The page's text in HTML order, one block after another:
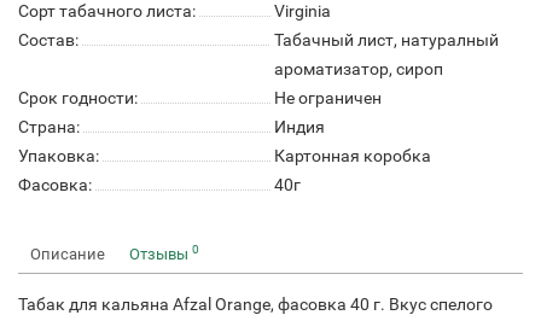
Сорт табачного листа:
Virginia
Состав:
Табачный лист, натуралный
ароматизатор, сироп
Срок годности:
Не ограничен
Страна:
Индия
Упаковка:
Картонная коробка
Фасовка:
40г
Описание Отзывы 0
Табак для кальяна Afzal Orange, фасовка 40 г. Вкус спелого